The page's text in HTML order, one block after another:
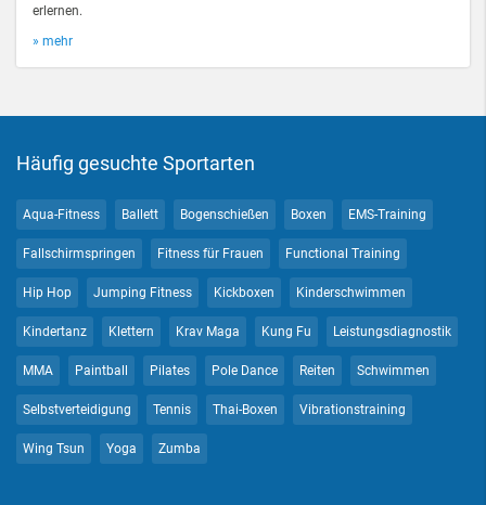
erlernen.
» mehr
Häufig gesuchte Sportarten
Aqua-Fitness Ballett Bogenschießen Boxen EMS-Training
Fallschirmspringen Fitness für Frauen Functional Training
Hip Hop Jumping Fitness Kickboxen Kinderschwimmen
Kindertanz Klettern Krav Maga Kung Fu Leistungsdiagnostik
MMA Paintball Pilates Pole Dance Reiten Schwimmen
Selbstverteidigung Tennis Thai-Boxen Vibrationstraining
Wing Tsun Yoga Zumba